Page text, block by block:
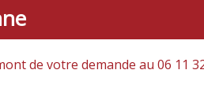
de votre demande au 06 11